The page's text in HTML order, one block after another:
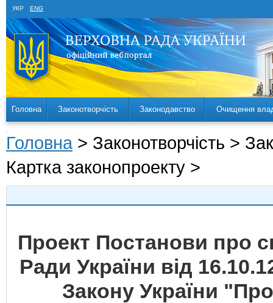
УКР ENG
Головна Законотворчість Законодавство Очищення
Головна > Законотворчість >
Картка законопроекту >
Проект Постанови про
Ради України від
Закону України